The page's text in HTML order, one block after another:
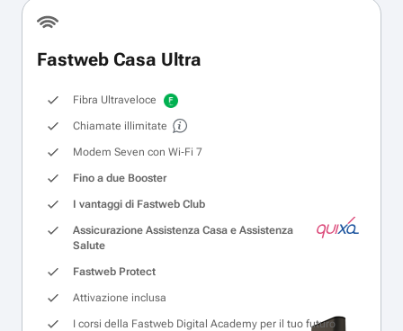
Fastweb Casa Ultra
Fibra Ultraveloce
Chiamate illimitate
Modem Seven con Wi‑Fi 7
Fino a due Booster
I vantaggi di Fastweb Club
Assicurazione Assistenza Casa e Assistenza
Salute
Fastweb Protect
Attivazione inclusa
I corsi della Fastweb Digital Academy per il tuo futuro